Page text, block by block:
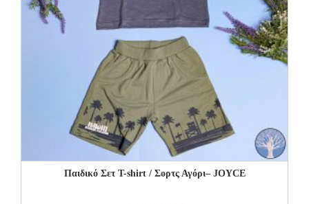
Παιδικό Σετ Τ-shirt / Σορτς Αγόρι– JOYCE